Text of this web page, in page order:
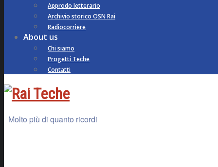
Approdo letterario
Archivio storico OSN Rai
Radiocorriere
About us
Chi siamo
Progetti Teche
Contatti
Molto più di quanto ricordi